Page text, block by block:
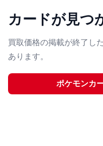
カードが見つ
買取価格の掲載が終了し
あります。
ポケモンカ